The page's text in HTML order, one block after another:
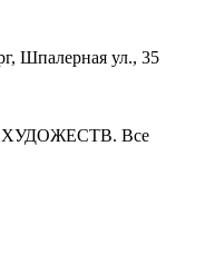
Шпалерная ул., 35
Все